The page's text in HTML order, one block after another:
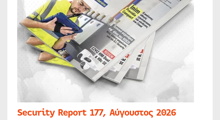
Security Report 177, Αύγουστος 2026